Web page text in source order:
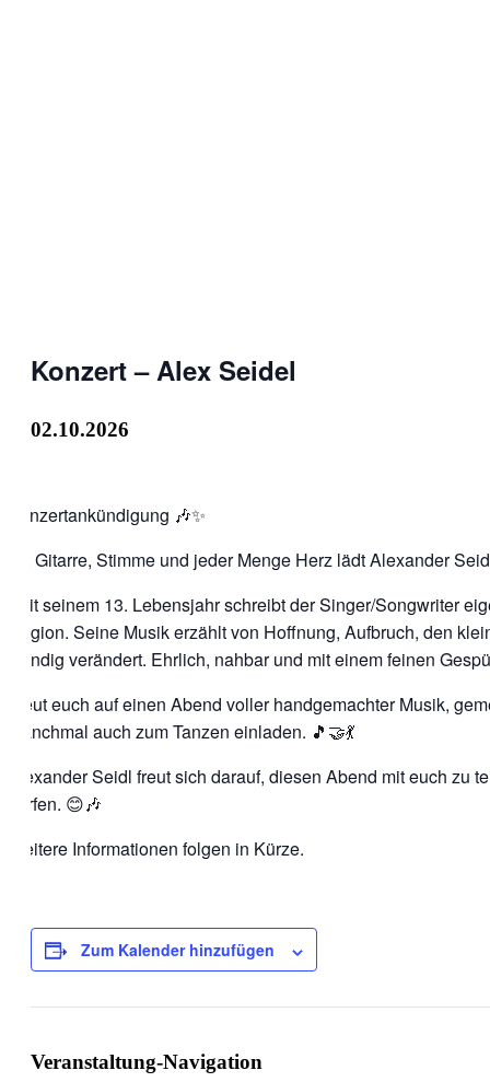
Konzert – Alex Seidel
02.10.2026
Konzertankündigung 🎶✨
Mit Gitarre, Stimme und jeder Menge Herz lädt Alexander
Seit seinem 13. Lebensjahr schreibt der Singer/Songwriter
Region. Seine Musik erzählt von Hoffnung, Aufbruch, den
ständig verändert. Ehrlich, nahbar und mit einem feinen
Freut euch auf einen Abend voller handgemachter Musik,
manchmal auch zum Tanzen einladen. 🎵🤝💃
Alexander Seidl freut sich darauf, diesen Abend mit euch
dürfen. 😊🎶
Weitere Informationen folgen in Kürze.
Zum Kalender hinzufügen
Veranstaltung-Navigation